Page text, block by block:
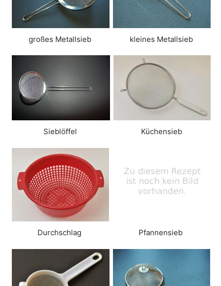
großes Metallsieb kleines Metallsieb
Sieblöffel Küchensieb
Durchschlag Pfannensieb